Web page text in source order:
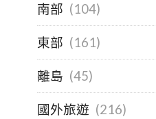
南部 (104)
東部 (161)
離島 (45)
國外旅遊 (216)